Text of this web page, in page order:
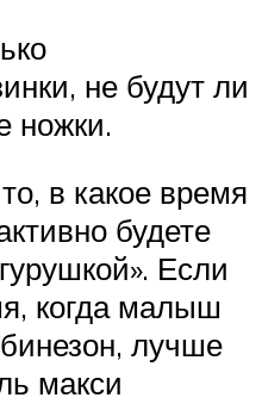
не будут ли
ножки.
в какое время
будете
Если
когда малыш
лучше
макси